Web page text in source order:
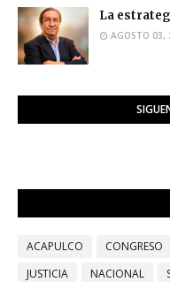
La
AGOSTO 03,
ACAPULCO CONGRESO
JUSTICIA
NACIONAL